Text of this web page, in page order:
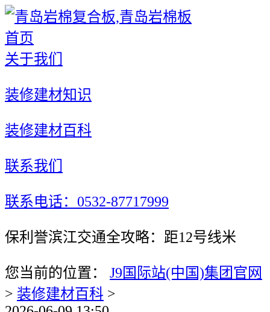
首页
关于我们
装修建材知识
装修建材百科
联系我们
联系电话：0532-87717999
保利誉滨江交通全攻略：距12号线米
您当前的位置： J9国际站(中国)集团官网
> 装修建材百科 >